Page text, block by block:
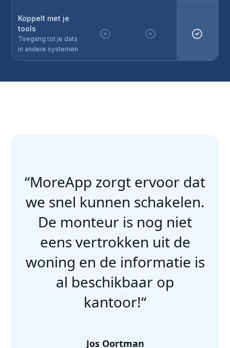
Koppelt met je
tools
Toegang tot je data
in andere systemen
“MoreApp zorgt ervoor dat
we snel kunnen schakelen.
De monteur is nog niet
eens vertrokken uit de
woning en de informatie is
al beschikbaar op
kantoor!“
Jos Oortman